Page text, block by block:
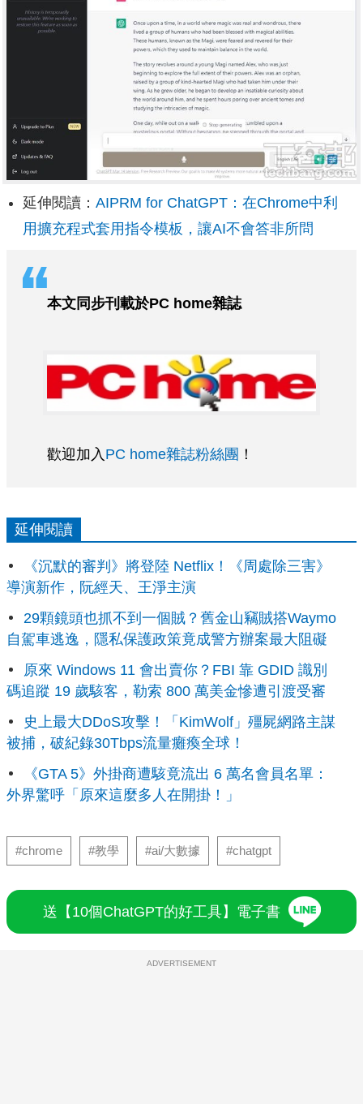
延伸閱讀： AIPRM for ChatGPT：在Chrome中利
用擴充程式套用指令模板，讓AI不會答非所問
本文同步刊載於PC home雜誌
歡迎加入 PC home雜誌粉絲團 ！
延伸閱讀
《沉默的審判》將登陸 Netflix！《周處除三害》
導演新作，阮經天、王淨主演
29顆鏡頭也抓不到一個賊？舊金山竊賊搭Waymo
自駕車逃逸，隱私保護政策竟成警方辦案最大阻礙
原來 Windows 11 會出賣你？FBI 靠 GDID 識別
碼追蹤 19 歲駭客，勒索 800 萬美金慘遭引渡受審
史上最大DDoS攻擊！「KimWolf」殭屍網路主謀
被捕，破紀錄30Tbps流量癱瘓全球！
《GTA 5》外掛商遭駭竟流出 6 萬名會員名單：
外界驚呼「原來這麼多人在開掛！」
#chrome #教學 #ai/大數據 #chatgpt
送【10個ChatGPT的好工具】電子書
ADVERTISEMENT